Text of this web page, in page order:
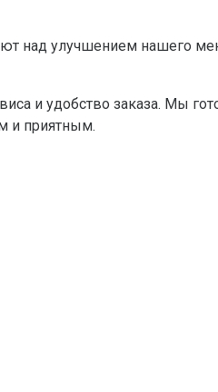
над улучшением нашего
и удобство заказа. Мы
и приятным.